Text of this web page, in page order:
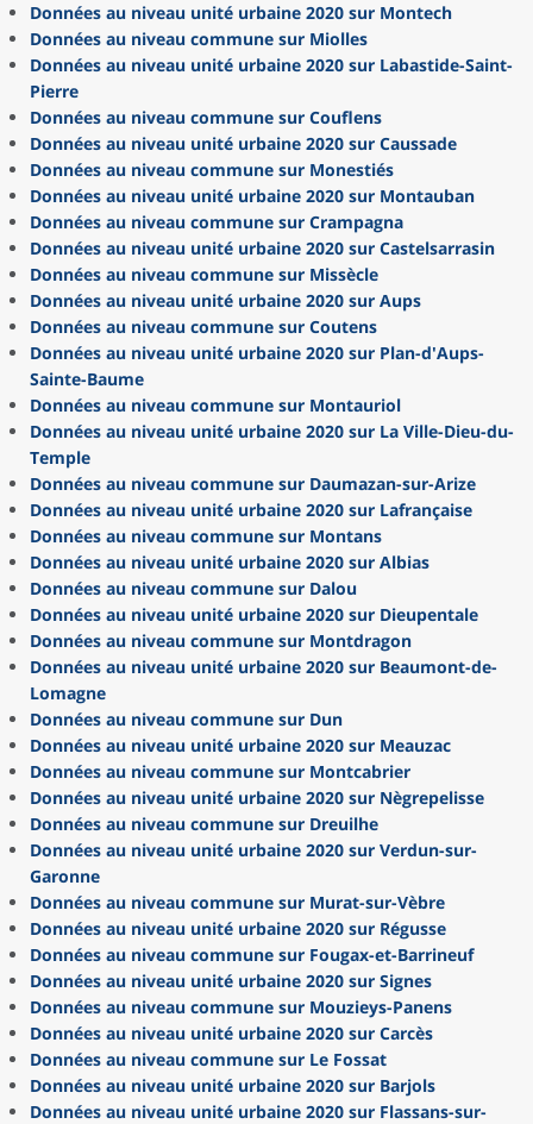
Données au niveau unité urbaine 2020 sur Montech
Données au niveau commune sur Miolles
Données au niveau unité urbaine 2020 sur Labastide-Saint-
Pierre
Données au niveau commune sur Couflens
Données au niveau unité urbaine 2020 sur Caussade
Données au niveau commune sur Monestiés
Données au niveau unité urbaine 2020 sur Montauban
Données au niveau commune sur Crampagna
Données au niveau unité urbaine 2020 sur Castelsarrasin
Données au niveau commune sur Missècle
Données au niveau unité urbaine 2020 sur Aups
Données au niveau commune sur Coutens
Données au niveau unité urbaine 2020 sur Plan-d'Aups-
Sainte-Baume
Données au niveau commune sur Montauriol
Données au niveau unité urbaine 2020 sur La Ville-Dieu-du-
Temple
Données au niveau commune sur Daumazan-sur-Arize
Données au niveau unité urbaine 2020 sur Lafrançaise
Données au niveau commune sur Montans
Données au niveau unité urbaine 2020 sur Albias
Données au niveau commune sur Dalou
Données au niveau unité urbaine 2020 sur Dieupentale
Données au niveau commune sur Montdragon
Données au niveau unité urbaine 2020 sur Beaumont-de-
Lomagne
Données au niveau commune sur Dun
Données au niveau unité urbaine 2020 sur Meauzac
Données au niveau commune sur Montcabrier
Données au niveau unité urbaine 2020 sur Nègrepelisse
Données au niveau commune sur Dreuilhe
Données au niveau unité urbaine 2020 sur Verdun-sur-
Garonne
Données au niveau commune sur Murat-sur-Vèbre
Données au niveau unité urbaine 2020 sur Régusse
Données au niveau commune sur Fougax-et-Barrineuf
Données au niveau unité urbaine 2020 sur Signes
Données au niveau commune sur Mouzieys-Panens
Données au niveau unité urbaine 2020 sur Carcès
Données au niveau commune sur Le Fossat
Données au niveau unité urbaine 2020 sur Barjols
Données au niveau unité urbaine 2020 sur Flassans-sur-